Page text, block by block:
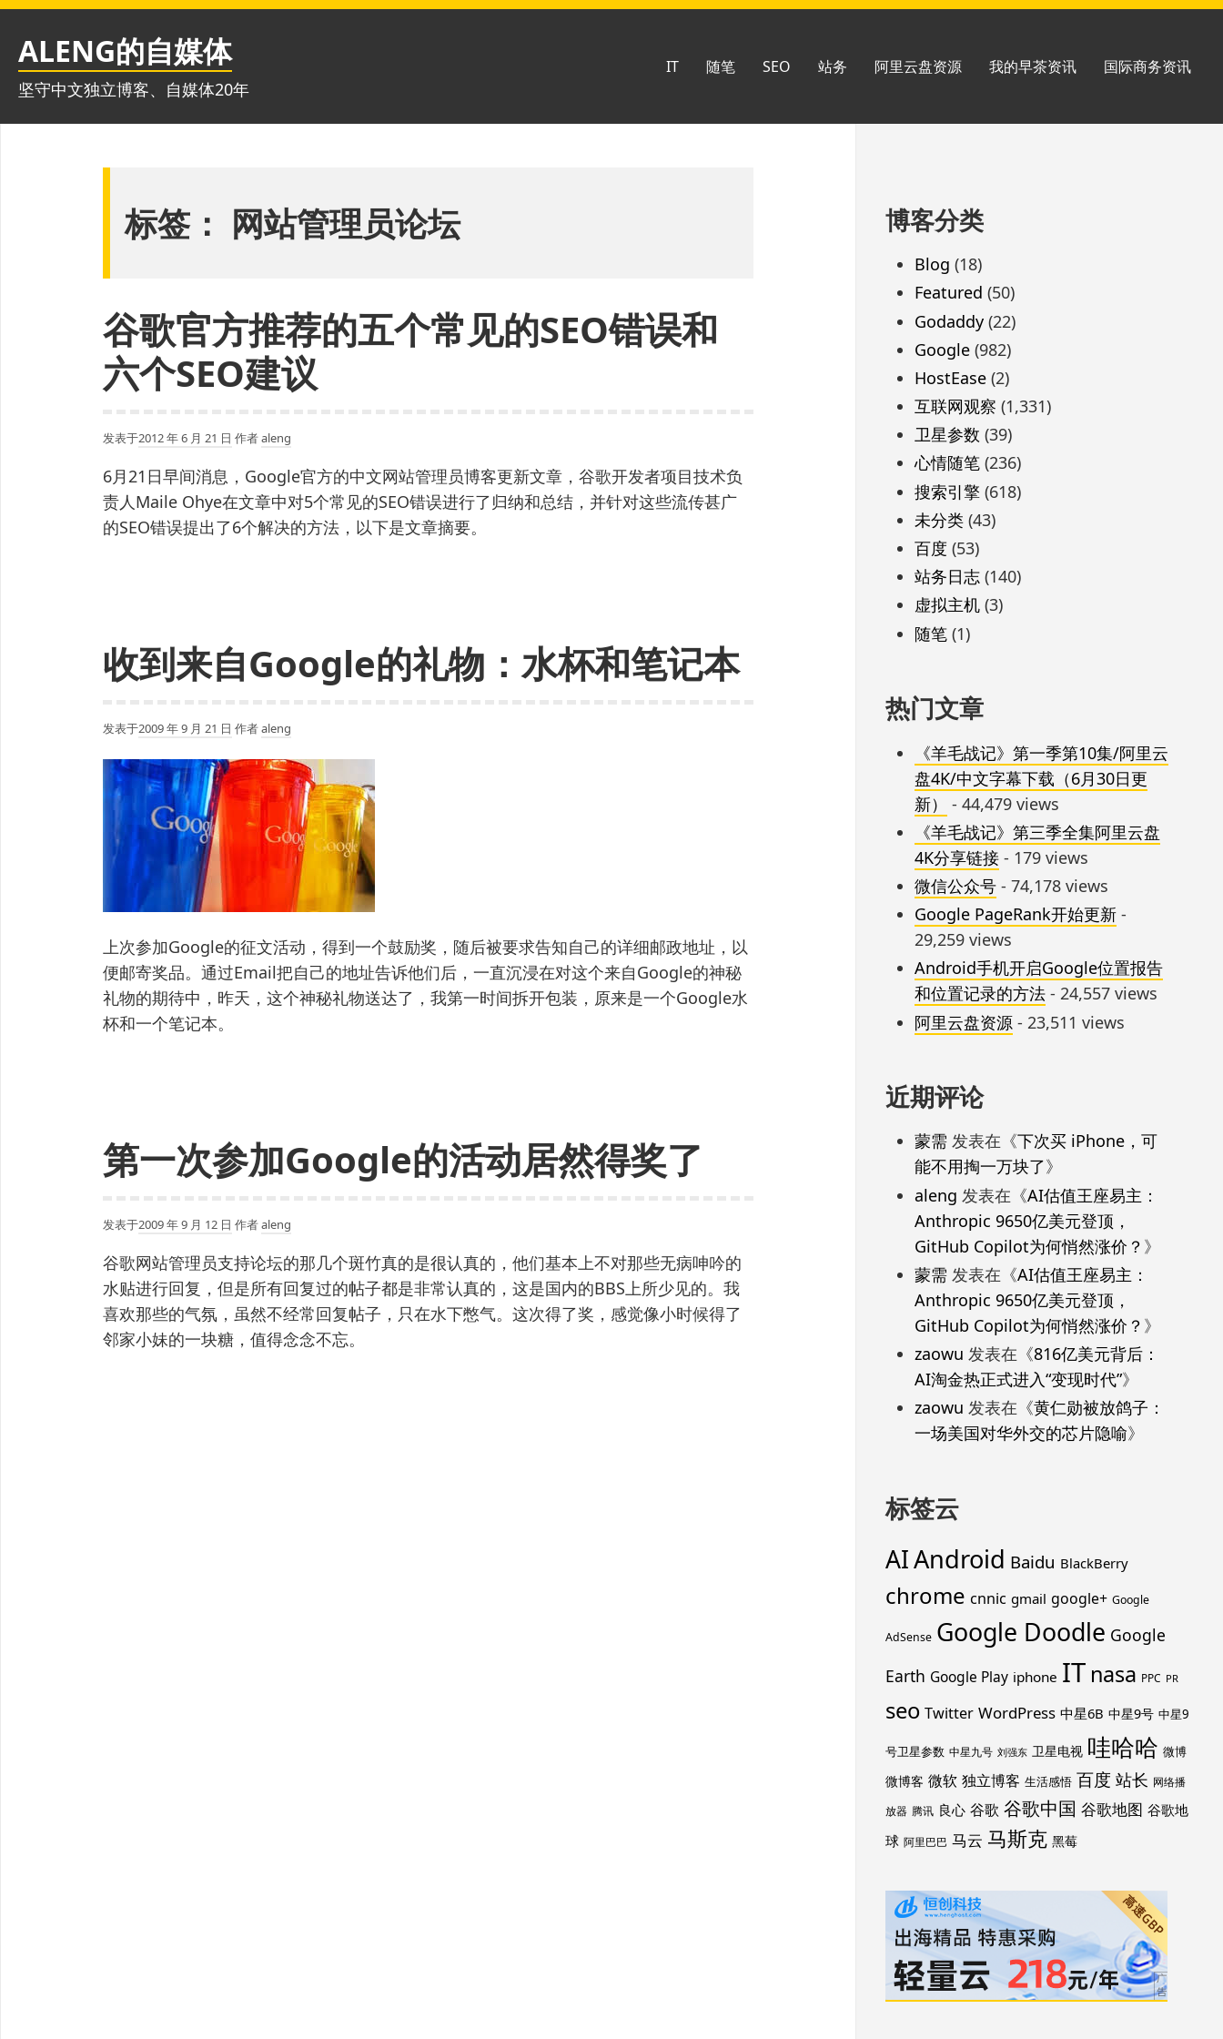
跳
ALENG的自媒体
坚守中文独立博客、自媒体20年
IT 随笔 SEO 站务 阿里云盘资源 我的早茶资讯 国际商务资讯
标签： 网站管理员论坛
谷歌官方推荐的五个常见的SEO错误和
六个SEO建议
发表于2012 年 6 月 21 日 作者aleng
6月21日早间消息，Google官方的中文网站管理员博客更新文章，谷歌开发者项目技术负
责人Maile Ohye在文章中对5个常见的SEO错误进行了归纳和总结，并针对这些流传甚广
的SEO错误提出了6个解决的方法，以下是文章摘要。
收到来自Google的礼物：水杯和笔记本
发表于2009 年 9 月 21 日 作者aleng
上次参加Google的征文活动，得到一个鼓励奖，随后被要求告知自己的详细邮政地址，以
便邮寄奖品。通过Email把自己的地址告诉他们后，一直沉浸在对这个来自Google的神秘
礼物的期待中，昨天，这个神秘礼物送达了，我第一时间拆开包装，原来是一个Google水
杯和一个笔记本。
第一次参加Google的活动居然得奖了
发表于2009 年 9 月 12 日 作者aleng
谷歌网站管理员支持论坛的那几个斑竹真的是很认真的，他们基本上不对那些无病呻吟的
水贴进行回复，但是所有回复过的帖子都是非常认真的，这是国内的BBS上所少见的。我
喜欢那些的气氛，虽然不经常回复帖子，只在水下憋气。这次得了奖，感觉像小时候得了
邻家小妹的一块糖，值得念念不忘。
至
脚
博客分类
Blog (18)
Featured (50)
Godaddy(22)
Google(982)
HostEase(2)
互联网观察 (1,331)
卫星参数 (39)
心情随笔(236)
搜索引擎 (618)
未分类(43)
百度 (53)
站务日志(140)
虚拟主机(3)
随笔(1)
热门文章
《羊毛战记》第一季第10集/阿里云
盘4K/中文字幕下载（6月30日更
新）
- 44,479 views
《羊毛战记》第三季全集阿里云盘
4K分享链接- 179 views
微信公众号- 74,178 views
Google PageRank开始更新-
29,259 views
Android手机开启Google位置报告
和位置记录的方法- 24,557 views
阿里云盘资源- 23,511 views
近期评论
蒙需发表在《下次买 iPhone，可
能不用掏一万块了》
aleng 发表在《AI估值王座易主：
Anthropic 9650亿美元登顶，
GitHub Copilot为何悄然涨价？ 》
蒙需发表在《AI估值王座易主：
Anthropic 9650亿美元登顶，
GitHub Copilot为何悄然涨价？ 》
zaowu 发表在《816亿美元背后：
AI淘金热正式进入“变现时代”》
zaowu 发表在《黄仁勋被放鸽子：
一场美国对华外交的芯片隐喻》
标签云
AIAndroid Baidu BlackBerry
chrome cnnic gmail google+ Google
AdSense Google Doodle Google
Earth Google Play iphone IT nasa PPC PR
seo Twitter WordPress 中星6B 中星9号 中星9
号卫星参数 中星九号 刘强东 卫星电视 哇哈哈 微博
微博客 微软 独立博客 生活感悟 百度 站长 网络播
放器 腾讯 良心 谷歌 谷歌中国 谷歌地图 谷歌地
球 阿里巴巴 马云 马斯克 黑莓